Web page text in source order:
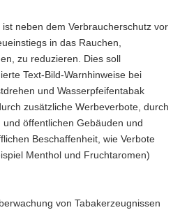
neben dem Verbraucherschutz vor
in das Rauchen,
zu reduzieren. Dies soll
Text-Bild-Warnhinweise bei
und Wasserpfeifentabak
zusätzliche Werbeverbote, durch
öffentlichen Gebäuden und
Beschaffenheit, wie Verbote
Menthol und Fruchtaromen)
von Tabakerzeugnissen